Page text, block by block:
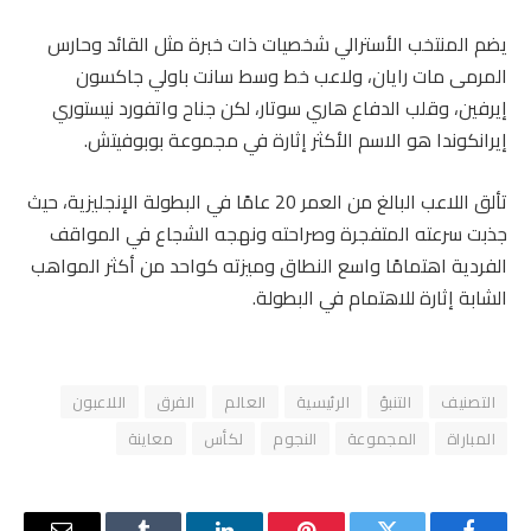
يضم المنتخب الأسترالي شخصيات ذات خبرة مثل القائد وحارس
المرمى مات رايان، ولاعب خط وسط سانت باولي جاكسون
إيرفين، وقلب الدفاع هاري سوتار، لكن جناح واتفورد نيستوري
إيرانكوندا هو الاسم الأكثر إثارة في مجموعة بوبوفيتش.
تألق اللاعب البالغ من العمر 20 عامًا في البطولة الإنجليزية، حيث
جذبت سرعته المتفجرة وصراحته ونهجه الشجاع في المواقف
الفردية اهتمامًا واسع النطاق وميزته كواحد من أكثر المواهب
الشابة إثارة للاهتمام في البطولة.
التصنيف التنبؤ الرئيسية العالم الفرق
اللاعبون
المباراة
المجموعة النجوم لكأس معاينة